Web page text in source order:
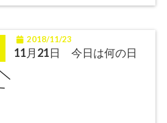
2018/11/23
11月21日 今日は何の日